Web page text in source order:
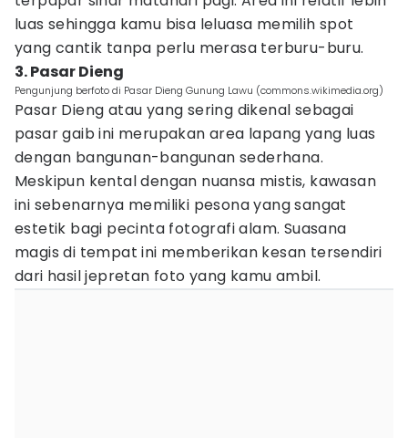
luas sehingga kamu bisa leluasa memilih spot
yang cantik tanpa perlu merasa terburu-buru.
3. Pasar Dieng
Pengunjung berfoto di Pasar Dieng Gunung Lawu (commons.wikimedia.org)
Pasar Dieng atau yang sering dikenal sebagai
pasar gaib ini merupakan area lapang yang luas
dengan bangunan-bangunan sederhana.
Meskipun kental dengan nuansa mistis, kawasan
ini sebenarnya memiliki pesona yang sangat
estetik bagi pecinta fotografi alam. Suasana
magis di tempat ini memberikan kesan tersendiri
dari hasil jepretan foto yang kamu ambil.